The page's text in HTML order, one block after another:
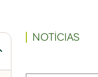
NOTÍCIAS